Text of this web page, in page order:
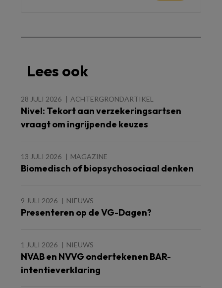
Lees ook
28 JULI 2026 ACHTERGRONDARTIKEL
Nivel: Tekort aan verzekeringsartsen
vraagt om ingrijpende keuzes
13 JULI 2026 MAGAZINE
Biomedisch of biopsychosociaal denken
9 JULI 2026 NIEUWS
Presenteren op de VG-Dagen?
1 JULI 2026 NIEUWS
NVAB en NVVG ondertekenen BAR-
intentieverklaring